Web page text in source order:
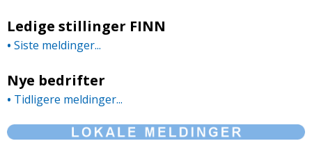
Ledige stillinger FINN
• Siste meldinger...
Nye bedrifter
• Tidligere meldinger...